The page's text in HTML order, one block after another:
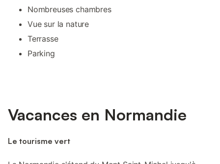
Nombreuses chambres
Vue sur la nature
Terrasse
Parking
Vacances en Normandie
Le tourisme vert